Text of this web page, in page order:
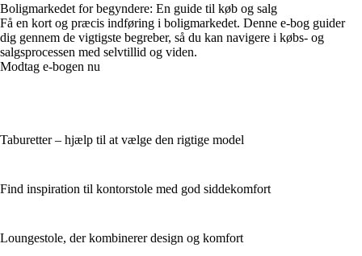
Boligmarkedet for begyndere: En guide til køb og salg
Få en kort og præcis indføring i boligmarkedet. Denne e-bog guider
dig gennem de vigtigste begreber, så du kan navigere i købs- og
salgsprocessen med selvtillid og viden.
Modtag e-bogen nu
Taburetter – hjælp til at vælge den rigtige model
Find inspiration til kontorstole med god siddekomfort
Loungestole, der kombinerer design og komfort